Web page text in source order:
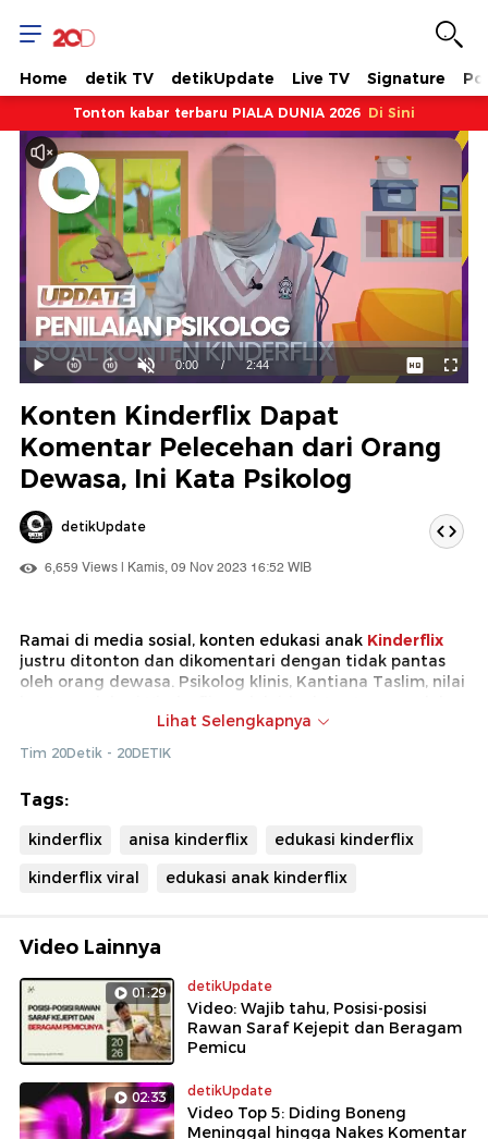
Home detik TV detikUpdate Live TV Signature
Tonton kabar terbaru PIALA DUNIA 2026 Di Sini
Mainkan
Suara
Hidup
Waktu
0:00 / Durasi
2:44
Dimuat:
36.53%
Konten Kinderflix Dapat
Komentar Pelecehan dari Orang
Dewasa, Ini Kata Psikolog
detikUpdate
6,659 Views | Kamis, 09 Nov 2023 16:52 WIB
Ramai di media sosial, konten edukasi anak Kinderflix
justru ditonton dan dikomentari dengan tidak pantas
oleh orang dewasa. Psikolog klinis, Kantiana Taslim, nilai
penuhi beberapa instrumen untuk tahap perkembangan
anak. Berikut sejumlah poinnya…
Lihat Selengkapnya
Tim 20Detik - 20DETIK
Tags:
kinderflix anisa kinderflix
edukasi kinderflix
kinderflix viral
edukasi anak kinderflix
Video Lainnya
01:29 detikUpdate
Video: Wajib tahu, Posisi-posisi
Rawan Saraf Kejepit dan Beragam
Pemicu
02:33 detikUpdate
Video Top 5: Diding Boneng
Meninggal hingga Nakes Komentar